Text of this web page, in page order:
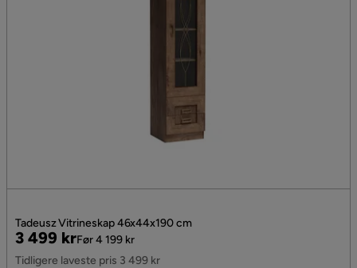
Tadeusz Vitrineskap 46x44x190 cm
Pris
3 499 kr
Original
Pris
Før 4 199 kr
Tidligere laveste pris 3 499 kr